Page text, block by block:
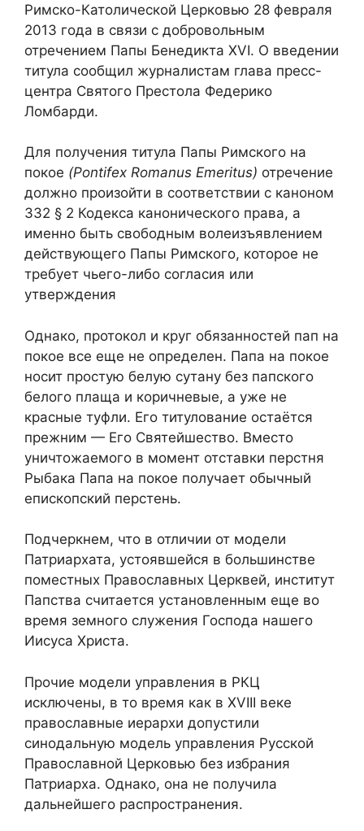
Римско-Католической Церковью 28 февраля
2013 года в связи с добровольным
отречением Папы Бенедикта XVI. О введении
титула сообщил журналистам глава пресс-
центра Святого Престола Федерико
Ломбарди.
Для получения титула Папы Римского на
покое (Pontifex Romanus Emeritus) отречение
должно произойти в соответствии с каноном
332 § 2 Кодекса канонического права, а
именно быть свободным волеизъявлением
действующего Папы Римского, которое не
требует чьего-либо согласия или
утверждения
Однако, протокол и круг обязанностей пап на
покое все еще не определен. Папа на покое
носит простую белую сутану без папского
белого плаща и коричневые, а уже не
красные туфли. Его титулование остаётся
прежним — Его Святейшество. Вместо
уничтожаемого в момент отставки перстня
Рыбака Папа на покое получает обычный
епископский перстень.
Подчеркнем, что в отличии от модели
Патриархата, устоявшейся в большинстве
поместных Православных Церквей, институт
Папства считается установленным еще во
время земного служения Господа нашего
Иисуса Христа.
Прочие модели управления в РКЦ
исключены, в то время как в XVIII веке
православные иерархи допустили
синодальную модель управления Русской
Православной Церковью без избрания
Патриарха. Однако, она не получила
дальнейшего распространения.